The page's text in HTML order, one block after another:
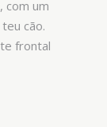
com um
cão.
frontal